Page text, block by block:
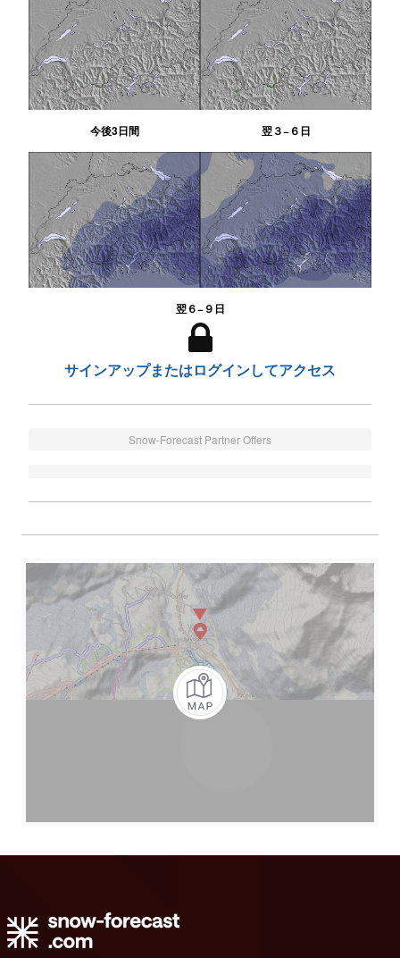
今後3日間 翌３−６日
翌６−９日
サインアップまたはログインしてアクセス
Snow-Forecast Partner Offers